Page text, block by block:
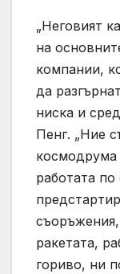
„Неговият
на
компании,
да
ниска и
Пенг. „Ние
космодрума
работата по
ракетата,
гориво, ни